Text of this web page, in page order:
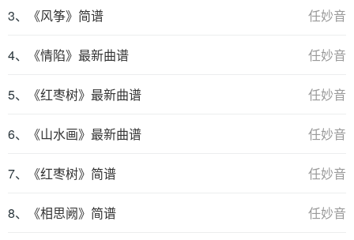
任妙音
3、 《风筝》简谱
任妙音
4、 《情陷》最新曲谱
任妙音
5、 《红枣树》最新曲谱
任妙音
6、 《山水画》最新曲谱
任妙音
7、 《红枣树》简谱
任妙音
8、 《相思阙》简谱